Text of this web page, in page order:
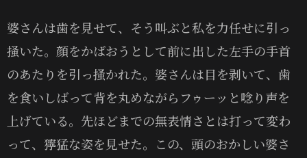
婆さんは歯を見せて、そう叫ぶと私を力任せに引っ
掻いた。顔をかばおうとして前に出した左手の手首
のあたりを引っ掻かれた。婆さんは目を剥いて、歯
を食いしばって背を丸めながらフゥーッと唸り声を
上げている。先ほどまでの無表情さとは打って変わ
って、獰猛な姿を見せた。この、頭のおかしい婆さ